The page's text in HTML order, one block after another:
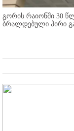
გორის რაიონში 30
ბრალდებული პირი